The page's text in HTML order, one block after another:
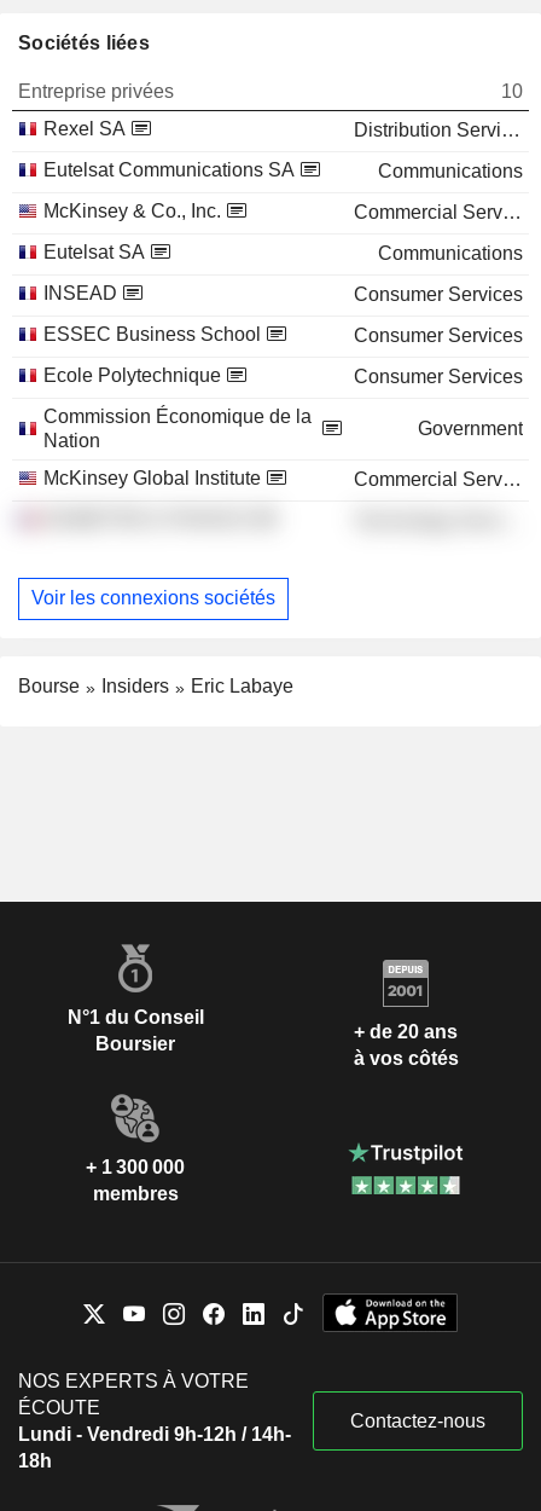
Sociétés liées
Entreprise privées
10
Rexel SA
Distribution Services
Eutelsat Communications SA
Communications
McKinsey & Co., Inc.
Commercial Services
Eutelsat SA
Communications
INSEAD
Consumer Services
ESSEC Business School
Consumer Services
Ecole Polytechnique
Consumer Services
Commission Économique de la
Nation
Government
McKinsey Global Institute
Commercial Services
Voir les connexions sociétés
Bourse Insiders Eric Labaye
N°1 du Conseil
Boursier
+ de 20 ans
à vos côtés
+ 1 300 000
membres
NOS EXPERTS À VOTRE
ÉCOUTE
Lundi - Vendredi 9h-12h / 14h-
18h
Contactez-nous